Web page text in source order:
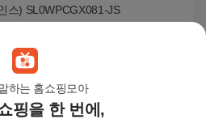
하는 홈쇼핑모아
핑을 한 번에,
스) SL0WPCGX081-JS
용 맥스쿠셔닝 슬립인스 워킹화